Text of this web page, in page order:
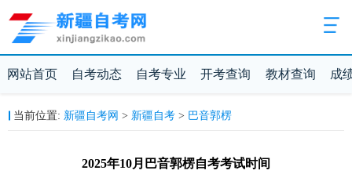
网站首页 自考动态 自考专业 开考查询 教材查询 成
当前位置: 新疆自考网 > 新疆自考> 巴音郭楞
2025年10月巴音郭楞自考考试时间